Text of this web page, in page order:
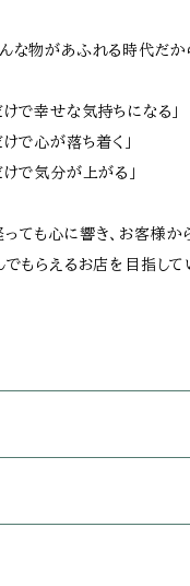
な物があふれる時代だか
けで幸せな気持ちになる」
けで心が落ち着く」
けで気分が上がる」
ても心に響き、お客様か
でもらえるお店を目指して